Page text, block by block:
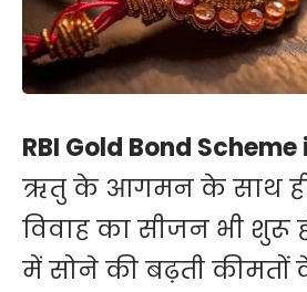
RBI Gold Bond Scheme
ऋतु के आगमन के साथ ही
विवाह का सीजन भी शुरू
में सोने की बढ़ती